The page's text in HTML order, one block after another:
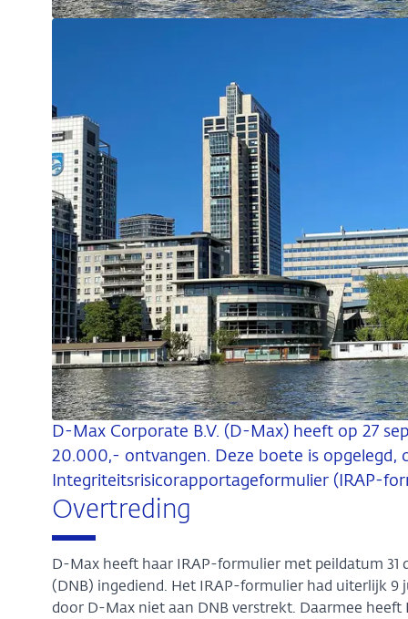
D-Max Corporate B.V. (D-Max) heeft op 27
20.000,- ontvangen. Deze boete is
Integriteitsrisicorapportageformulier (IRAP-
Overtreding
D-Max heeft haar IRAP-formulier met peildatum 31
(DNB) ingediend. Het IRAP-formulier had uiterlijk 9
door D-Max niet aan DNB verstrekt. Daarmee